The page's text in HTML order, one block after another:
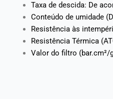
Taxa de descida: De
Conteúdo de umidade
Resistência às
Resistência Térmica
Valor do filtro (bar.cm²/